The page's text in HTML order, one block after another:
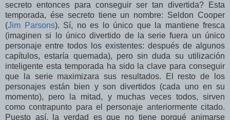
secreto entonces para conseguir ser tan divertida? Esta
temporada, ése secreto tiene un nombre: Seldon Cooper
(Jim Parsons). Sí, no es lo único que la mantiene fresca
(imaginen si lo único divertido de la serie fuera un único
personaje entre todos los existentes: después de algunos
capítulos, estaría quemada), pero sin duda su utilización
inteligente esta temporada ha sido la clave para conseguir
que la serie maximizara sus resultados. El resto de los
personajes están bien y son divertidos (cada uno en su
momento), pero la mitad, y muchas veces todos, sirven
como contrapunto para el personaje anteriormente citado.
Puesto así, la verdad es que no tiene porqué animarse